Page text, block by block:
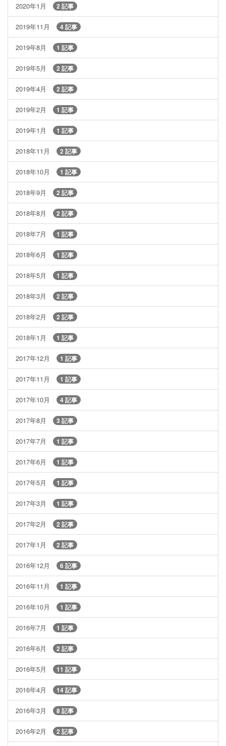
2020年1月 2 記事
2019年11月 4 記事
2019年8月 1 記事
2019年5月 2 記事
2019年4月 2 記事
2019年2月 1 記事
2019年1月 1 記事
2018年11月 2 記事
2018年10月 1 記事
2018年9月 2 記事
2018年8月 2 記事
2018年7月 1 記事
2018年6月 1 記事
2018年5月 1 記事
2018年3月 2 記事
2018年2月 2 記事
2018年1月 1 記事
2017年12月 1 記事
2017年11月 1 記事
2017年10月 4 記事
2017年8月 3 記事
2017年7月 1 記事
2017年6月 1 記事
2017年5月 1 記事
2017年3月 1 記事
2017年2月 2 記事
2017年1月 2 記事
2016年12月 6 記事
2016年11月 1 記事
2016年10月 1 記事
2016年7月 1 記事
2016年6月 2 記事
2016年5月 11 記事
2016年4月 14 記事
2016年3月 8 記事
2016年2月 2 記事